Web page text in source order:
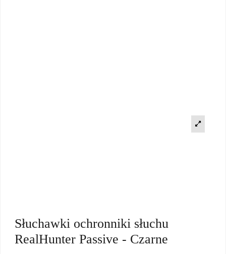
Słuchawki ochronniki słuchu
RealHunter Passive - Czarne